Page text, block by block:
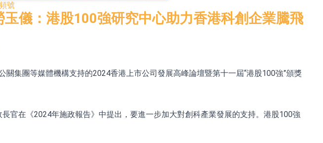
漲+64.11%
號
儀：港股100強研究中心助力香港科創企業騰飛
集團等媒體機構支持的2024香港上市公司發展高峰論壇暨第十一屆“港股100強”頒獎
官在《2024年施政報告》中提出，要進一步加大對創科產業發展的支持。港股100強